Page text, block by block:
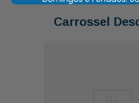
Carrossel